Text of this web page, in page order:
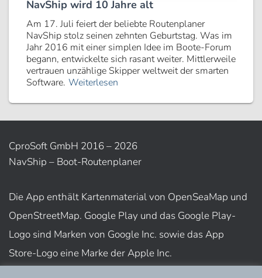
NavShip wird 10 Jahre alt
Am 17. Juli feiert der beliebte Routenplaner
NavShip stolz seinen zehnten Geburtstag. Was im
Jahr 2016 mit einer simplen Idee im Boote-Forum
begann, entwickelte sich rasant weiter. Mittlerweile
vertrauen unzählige Skipper weltweit der smarten
Software. Weiterlesen
CproSoft GmbH 2016 – 2026
NavShip – Boot-Routenplaner
Die App enthält Kartenmaterial von OpenSeaMap und
OpenStreetMap. Google Play und das Google Play-
Logo sind Marken von Google Inc. sowie das App
Store-Logo eine Marke der Apple Inc.